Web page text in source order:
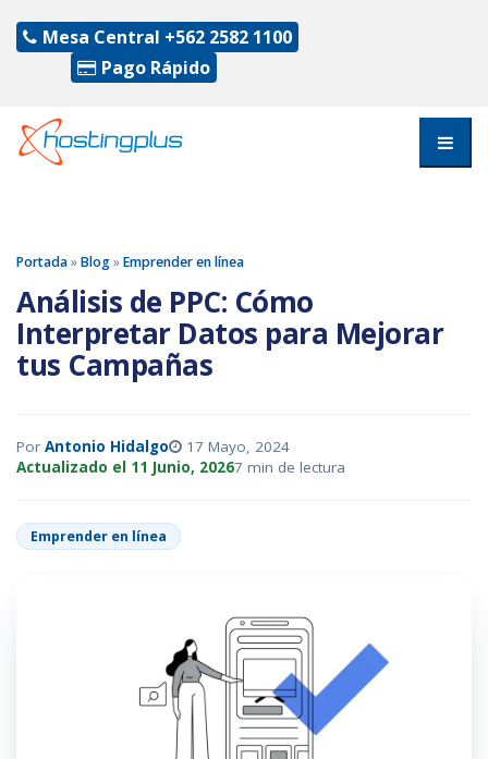
Mesa Central +562 2582 1100
Pago Rápido
Portada»Blog»Emprender en línea
Análisis de PPC: Cómo
Interpretar Datos para Mejorar
tus Campañas
Por Antonio Hidalgo
17 Mayo, 2024
Actualizado el 11 Junio, 20267 min de lectura
Emprender en línea